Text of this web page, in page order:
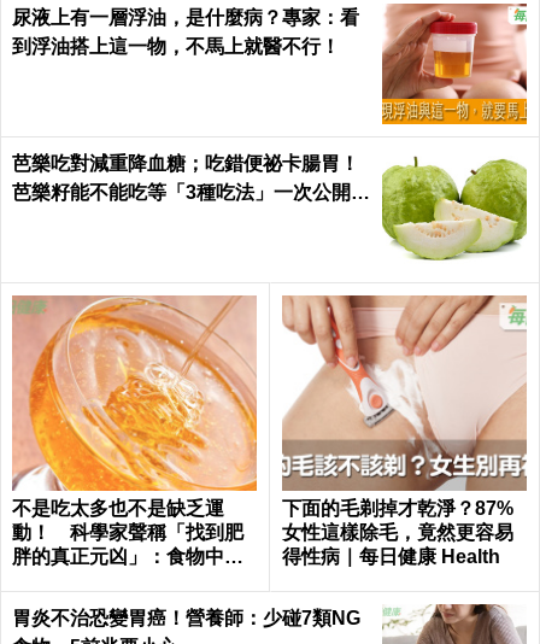
尿液上有一層浮油，是什麼病？專家：看
到浮油搭上這一物，不馬上就醫不行！
芭樂吃對減重降血糖；吃錯便祕卡腸胃！
芭樂籽能不能吃等「3種吃法」一次公開｜
不是吃太多也不是缺乏運
動！ 科學家聲稱「找到肥
胖的真正元凶」：食物中無
下面的毛剃掉才乾淨？87%
女性這樣除毛，竟然更容易
得性病｜每日健康 Health
胃炎不治恐變胃癌！營養師：少碰7類NG